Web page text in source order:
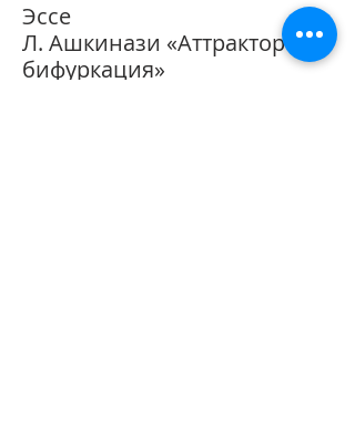
Эссе
Л. Ашкинази «Аттрактор и
бифуркация»